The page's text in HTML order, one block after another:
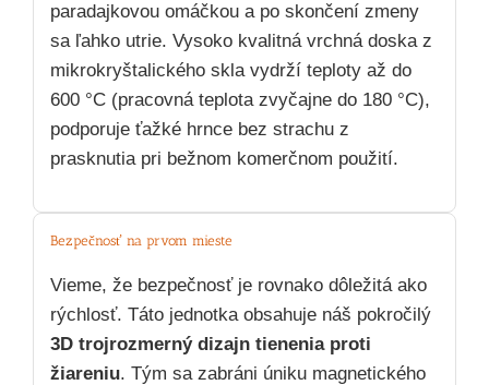
paradajkovou omáčkou a po skončení zmeny
sa ľahko utrie. Vysoko kvalitná vrchná doska z
mikrokryštalického skla vydrží teploty až do
600 °C (pracovná teplota zvyčajne do 180 °C),
podporuje ťažké hrnce bez strachu z
prasknutia pri bežnom komerčnom použití.
Bezpečnosť na prvom mieste
Vieme, že bezpečnosť je rovnako dôležitá ako
rýchlosť. Táto jednotka obsahuje náš pokročilý
3D trojrozmerný dizajn tienenia proti
žiareniu. Tým sa zabráni úniku magnetického